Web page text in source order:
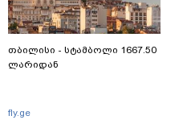
თბილისი - სტამბოლი 1667.50
ლარიდან
fly.ge